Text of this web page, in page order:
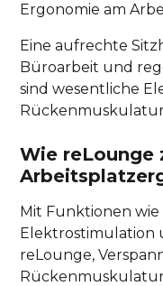
Ergonomie am
Eine aufrechte
Büroarbeit und
sind wesentliche
Wie reLounge
Mit Funktionen wie
Elektrostimulation
reLounge,